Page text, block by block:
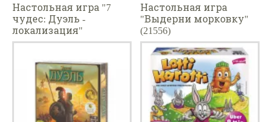
Настольная игра "7
чудес: Дуэль -
локализация"
Настольная игра
"Выдерни морковку"
(21556)